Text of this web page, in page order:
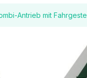
Antrieb mit